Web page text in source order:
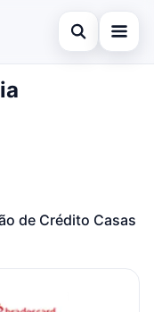
Abrir busca
de Crédito Casas